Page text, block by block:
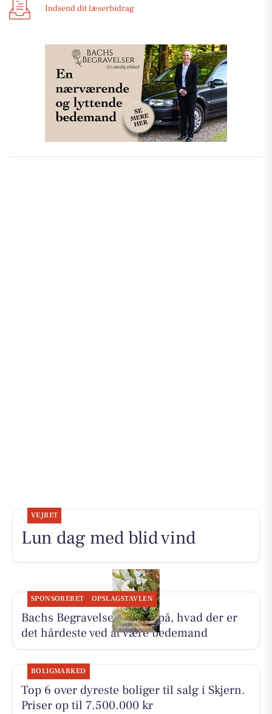
Indsend dit læserbidrag
VEJRET
Lun dag med blid vind
SPONSORERET OPSLAGSTAVLEN
Bachs Begravelser svarer på, hvad der er
det hårdeste ved at være bedemand
BOLIGMARKED
Top 6 over dyreste boliger til salg i Skjern.
Priser op til 7.500.000 kr